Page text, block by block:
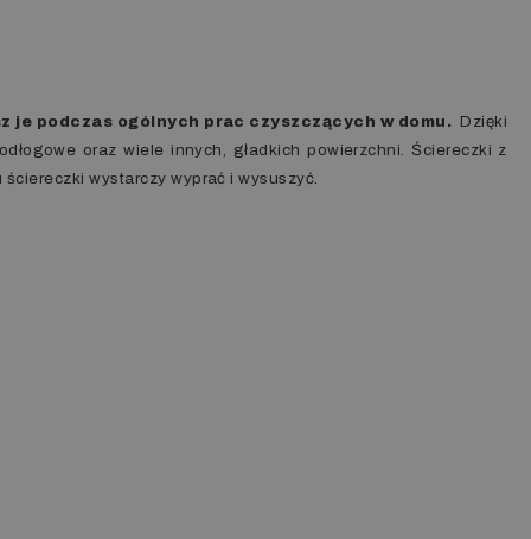
je podczas ogólnych prac czyszczących w domu. Dzięki
oraz wiele innych, gładkich powierzchni. Ściereczki z
wystarczy wyprać i wysuszyć.